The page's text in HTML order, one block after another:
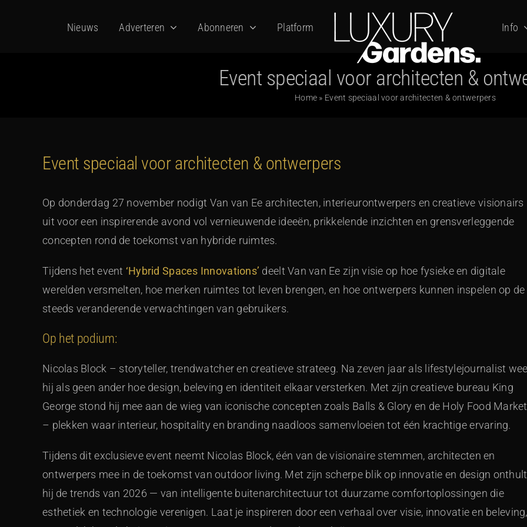
Nieuws Adverteren Abonneren Platform Info
Event speciaal voor architecten &
Home » Event speciaal voor architecten & ontwerpers
Event speciaal voor architecten & ontwerpers
Op donderdag 27 november nodigt Van van Ee architecten, interieurontwerpers en creatieve visionairs
uit voor een inspirerende avond vol vernieuwende ideeën, prikkelende inzichten en grensverleggende
concepten rond de toekomst van hybride ruimtes.
Tijdens het event ‘Hybrid Spaces Innovations’ deelt Van van Ee zijn visie op hoe fysieke en digitale
werelden versmelten, hoe merken ruimtes tot leven brengen, en hoe ontwerpers kunnen inspelen op de
steeds veranderende verwachtingen van gebruikers.
Op het podium:
Nicolas Block – storyteller, trendwatcher en creatieve strateeg. Na zeven jaar als lifestylejournalist
hij als geen ander hoe design, beleving en identiteit elkaar versterken. Met zijn creatieve bureau King
George stond hij mee aan de wieg van iconische concepten zoals Balls & Glory en de Holy Food Market
– plekken waar interieur, hospitality en branding naadloos samenvloeien tot één krachtige ervaring.
Tijdens dit exclusieve event neemt Nicolas Block, één van de visionaire stemmen, architecten en
ontwerpers mee in de toekomst van outdoor living. Met zijn scherpe blik op innovatie en design onthult
hij de trends van 2026 — van intelligente buitenarchitectuur tot duurzame comfortoplossingen die
esthetiek en technologie verenigen. Laat je inspireren door een verhaal over visie, innovatie en beleving,